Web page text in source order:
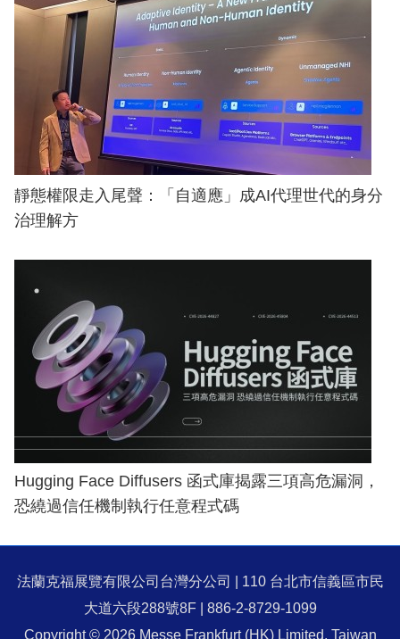
靜態權限走入尾聲：「自適應」成AI代理世代的身分
治理解方
Hugging Face Diffusers 函式庫揭露三項高危漏洞，
恐繞過信任機制執行任意程式碼
法蘭克福展覽有限公司台灣分公司 | 110 台北市信義區市民
大道六段288號8F | 886-2-8729-1099
Copyright © 2026 Messe Frankfurt (HK) Limited, Taiwan